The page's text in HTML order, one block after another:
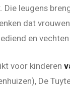
Die leugens
dat
en
voor kinderen
De